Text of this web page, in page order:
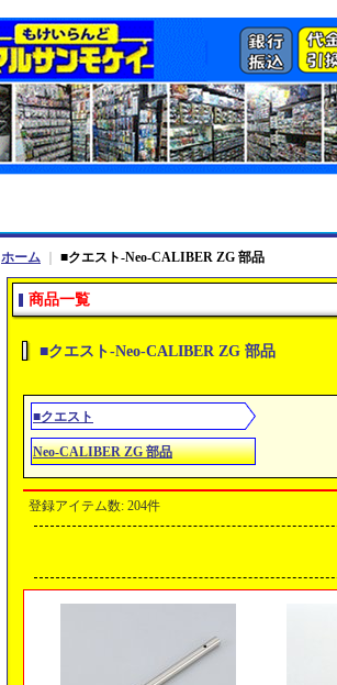
ホーム ■クエスト-Neo-CALIBER ZG 部品
商品一覧
■クエスト-Neo-CALIBER ZG 部品
■クエスト
Neo-CALIBER ZG 部品
登録アイテム数: 204件